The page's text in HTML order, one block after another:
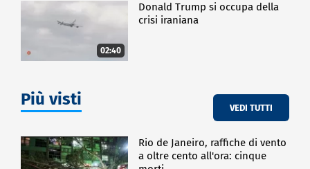
02:40
Donald Trump si occupa della
crisi iraniana
Più visti VEDI TUTTI
Rio de Janeiro, raffiche di vento
a oltre cento all'ora: cinque